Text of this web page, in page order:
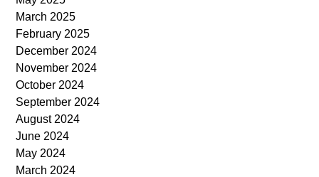
March 2025
February 2025
December 2024
November 2024
October 2024
September 2024
August 2024
June 2024
May 2024
March 2024